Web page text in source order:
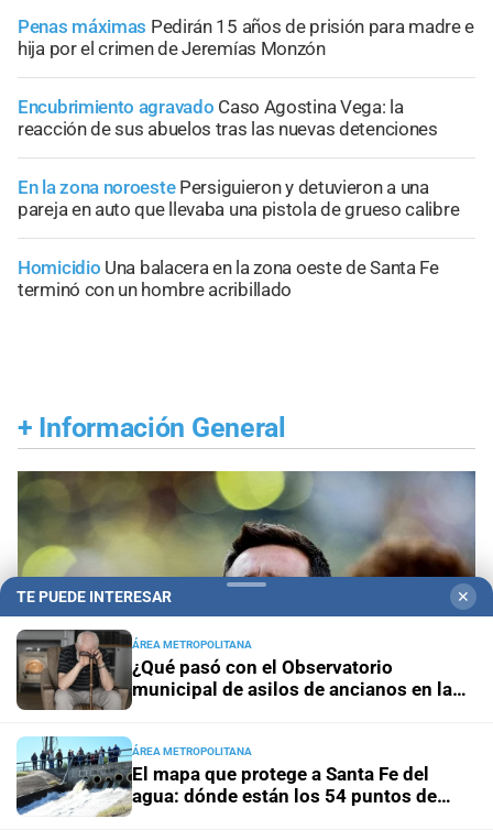
Penas máximas Pedirán 15 años de prisión para madre e
hija por el crimen de Jeremías Monzón
Encubrimiento agravado Caso Agostina Vega: la
reacción de sus abuelos tras las nuevas detenciones
En la zona noroeste Persiguieron y detuvieron a una
pareja en auto que llevaba una pistola de grueso calibre
Homicidio Una balacera en la zona oeste de Santa Fe
terminó con un hombre acribillado
+ Información General
Despedida en Rosario Lionel Messi llega a
TE PUEDE INTERESAR ✕
ÁREA METROPOLITANA
¿Qué pasó con el Observatorio
municipal de asilos de ancianos en la
ÁREA METROPOLITANA
El mapa que protege a Santa Fe del
agua: dónde están los 54 puntos de